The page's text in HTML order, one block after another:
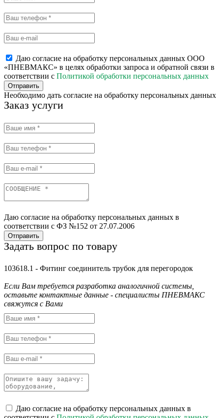
Даю согласие на обработку персональных данных ООО
«ПНЕВМАКС» в целях обработки запроса и обратной связи в
соответствии с Политикой обработки персональных данных
Отправить
Необходимо дать согласие на обработку персональных данных
Заказ услуги
Даю согласие на обработку персональных данных в
соответствии с ФЗ №152 от 27.07.2006
Отправить
Задать вопрос по товару
103618.1 - Фитинг соединитель трубок для перегородок
Если Вам требуется разработка аналогичной системы,
оставьте контактные данные - специалисты ПНЕВМАКС
свяжутся с Вами
Даю согласие на обработку персональных данных в